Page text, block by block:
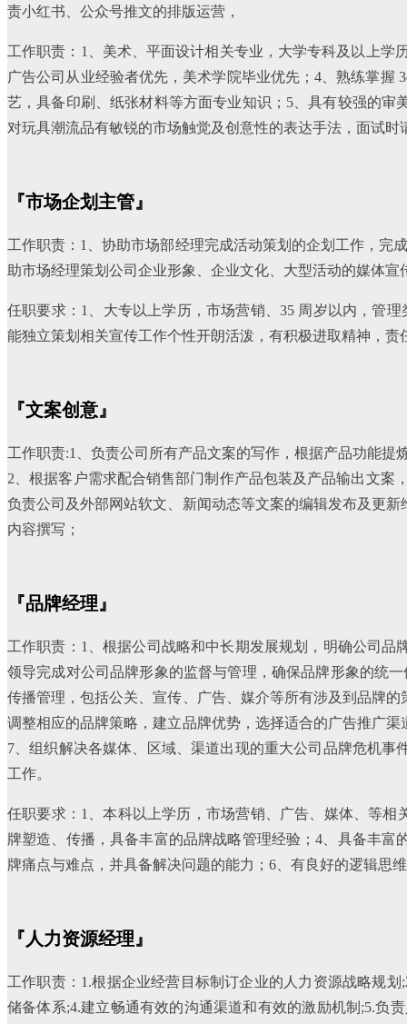
责小红书、公众号推文的排版运营，
工作职责：1、美术、平面设计相关专业，大学专科及以上
广告公司从业经验者优先，美术学院毕业优先；4、熟练掌握
艺，具备印刷、纸张材料等方面专业知识；5、具有较强的
对玩具潮流品有敏锐的市场触觉及创意性的表达手法，面试时
『市场企划主管』
工作职责：1、协助市场部经理完成活动策划的企划工作，完
助市场经理策划公司企业形象、企业文化、大型活动的媒体
任职要求：1、大专以上学历，市场营销、35 周岁以内，管
能独立策划相关宣传工作个性开朗活泼，有积极进取精神，
『文案创意』
工作职责:1、负责公司所有产品文案的写作，根据产品功能
2、根据客户需求配合销售部门制作产品包装及产品输出文
负责公司及外部网站软文、新闻动态等文案的编辑发布及更
内容撰写；
『品牌经理』
工作职责：1、根据公司战略和中长期发展规划，明确公司
领导完成对公司品牌形象的监督与管理，确保品牌形象的统
传播管理，包括公关、宣传、广告、媒介等所有涉及到品牌
调整相应的品牌策略，建立品牌优势，选择适合的广告推广
7、组织解决各媒体、区域、渠道出现的重大公司品牌危机
工作。
任职要求：1、本科以上学历，市场营销、广告、媒体、等
牌塑造、传播，具备丰富的品牌战略管理经验；4、具备丰
牌痛点与难点，并具备解决问题的能力；6、有良好的逻辑思
『人力资源经理』
工作职责：1.根据企业经营目标制订企业的人力资源战略规
储备体系;4.建立畅通有效的沟通渠道和有效的激励机制;5.负